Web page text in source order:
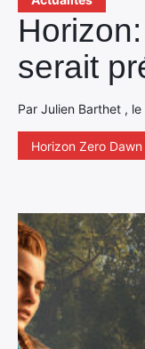
serait
Par Julien Barthet ,
Horizon Zero Dawn